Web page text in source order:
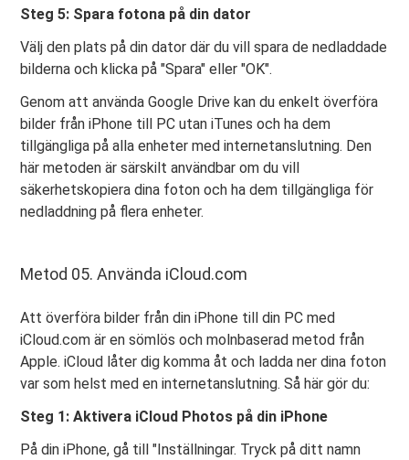
Steg 5: Spara fotona på din dator
Välj den plats på din dator där du vill spara de nedladdade
bilderna och klicka på "Spara" eller "OK".
Genom att använda Google Drive kan du enkelt överföra
bilder från iPhone till PC utan iTunes och ha dem
tillgängliga på alla enheter med internetanslutning. Den
här metoden är särskilt användbar om du vill
säkerhetskopiera dina foton och ha dem tillgängliga för
nedladdning på flera enheter.
Metod 05. Använda iCloud.com
Att överföra bilder från din iPhone till din PC med
iCloud.com är en sömlös och molnbaserad metod från
Apple. iCloud låter dig komma åt och ladda ner dina foton
var som helst med en internetanslutning. Så här gör du:
Steg 1: Aktivera iCloud Photos på din iPhone
På din iPhone, gå till "Inställningar. Tryck på ditt namn